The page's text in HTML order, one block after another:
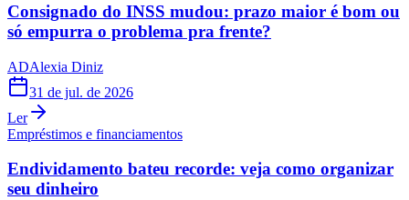
Consignado do INSS mudou: prazo maior é bom ou
só empurra o problema pra frente?
ADAlexia Diniz
31 de jul. de 2026
Ler
Empréstimos e financiamentos
Endividamento bateu recorde: veja como organizar
seu dinheiro